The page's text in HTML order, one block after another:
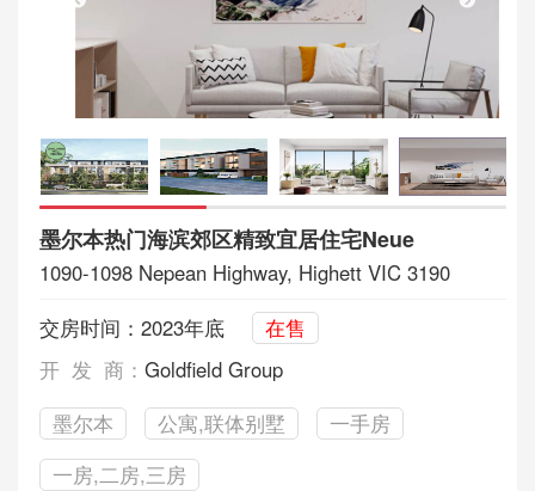
墨尔本热门海滨郊区精致宜居住宅Neue
1090-1098 Nepean Highway, Highett VIC 3190
交房时间：2023年底
在售
开 发 商： Goldfield Group
墨尔本
公寓,联体别墅
一手房
一房,二房,三房